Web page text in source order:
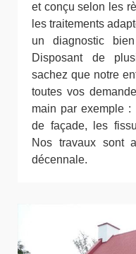
et conçu selon les
les traitements
un diagnostic
Disposant de
sachez que notre
toutes vos
main par exemple
de façade, les
Nos travaux sont
décennale.